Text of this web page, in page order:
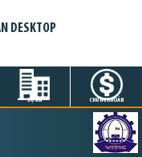
DESKTOP
DỰ ÁN CHỨNG KHOÁN